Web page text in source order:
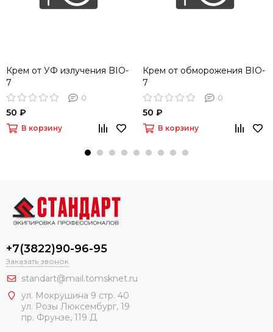
Крем от УФ излучения BIO-
7
0
50 ₽
В корзину
Крем от обморожения BIO-
7
0
50 ₽
В корзину
+7(3822)90-96-95
Заказать звонок
standart@mail.tomsknet.ru
ул. Мокрушина 9 стр. 40
ул. Розы Люксембург, 19
пр. Фрунзе, 119 Д